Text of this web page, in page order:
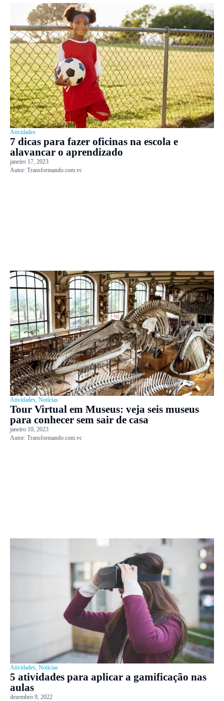
Atividades
7 dicas para fazer oficinas na escola e
alavancar o aprendizado
janeiro 17, 2023
Autor: Transformando.com.vc
Atividades Notícias
Tour Virtual em Museus: veja seis museus
para conhecer sem sair de casa
janeiro 10, 2023
Autor: Transformando.com.vc
Atividades Notícias
5 atividades para aplicar a gamificação nas
aulas
dezembro 9, 2022